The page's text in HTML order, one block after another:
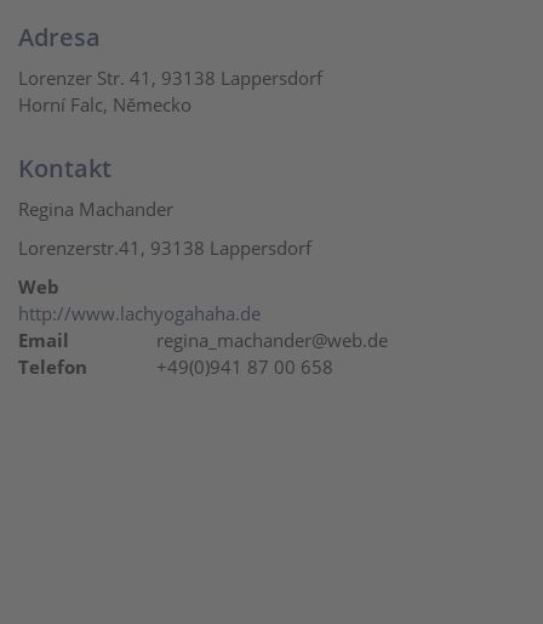
Adresa
Lorenzer Str. 41, 93138 Lappersdorf
Horní Falc, Německo
Kontakt
Regina Machander
Lorenzerstr.41, 93138 Lappersdorf
Web
http://www.lachyogahaha.de
Email
regina_machander@web.de
Telefon
+49(0)941 87 00 658